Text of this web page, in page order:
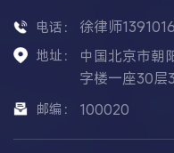
电话： 徐律师
地址：
中国北京市朝
字楼一座30层
邮编： 100020